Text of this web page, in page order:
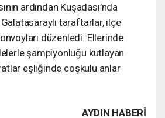
ardından Kuşadası’nda
taraftarlar, ilçe
düzenledi. Ellerinde
şampiyonluğu kutlayan
eşliğinde coşkulu anlar
AYDIN HABERİ